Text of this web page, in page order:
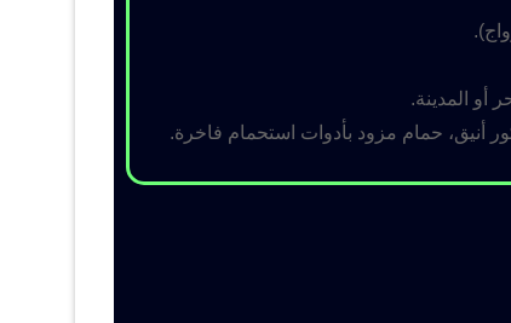
أو المدينة.
أنيق، حمام مزود بأدوات استحمام فاخرة.